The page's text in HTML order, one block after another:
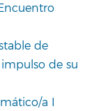
de
de su
a I